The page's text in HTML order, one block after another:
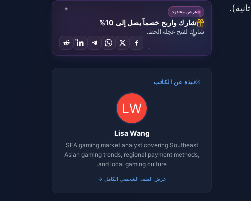
"بايتات التخفي" لشخصية "مورس" (التي تمنح اختفاءً لما وراء 16 متراً لمدة 15 ثانية، مع فترة تباطؤ 45 ثانية).
عرض محدود
شارك واربح خصماً يصل إلى 10%
شارك لفتح عجلة الحظ.
نبذة عن الكاتب
Lisa Wang
SEA gaming market analyst covering Southeast
Asian gaming trends, regional payment methods,
and local gaming culture.
عرض الملف الشخصي الكامل →